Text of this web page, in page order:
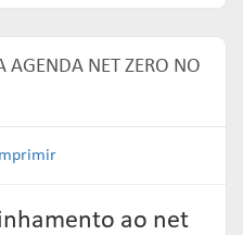
NET ZERO NO
ao net